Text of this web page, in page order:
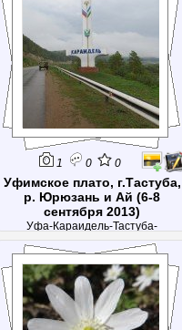
1 0 0
Уфимское плато, г.Тастуба,
р. Юрюзань и Ай (6-8
сентября 2013)
Уфа-Караидель-Тастуба-
ЛаклыЗаехали на гору, поплавали
по Юрюзани, нашли убежище
Салавата. Случайно наткнулись на
Лаклинскую пещеру и посетили
Айские скалы.